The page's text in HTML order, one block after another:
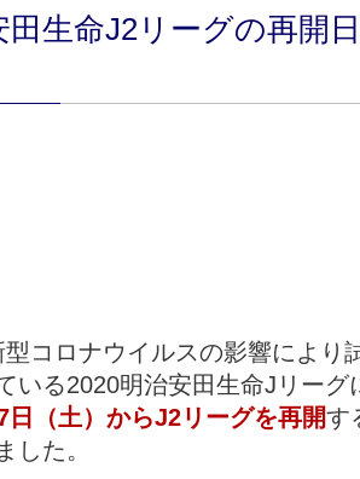
果
ム アカデミー
田生命J2リーグの再開日
コロナウイルスの影響により
いる2020明治安田生命Jリーグ
日（土）からJ2リーグを再開す
した。